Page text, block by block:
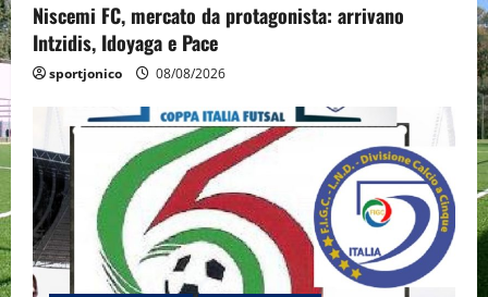
Niscemi FC, mercato da protagonista: arrivano
Intzidis, Idoyaga e Pace
sportjonico 08/08/2026